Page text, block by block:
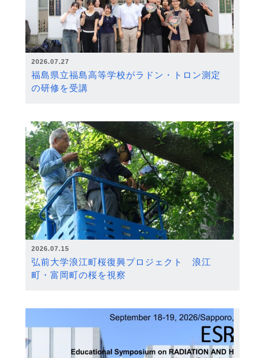
2026.07.27
福島県立福島高等学校がラドン・トロン測定
の研修を受講
2026.07.15
弘前大学浪江町桜復興プロジェクト 浪江
町・富岡町の桜を視察